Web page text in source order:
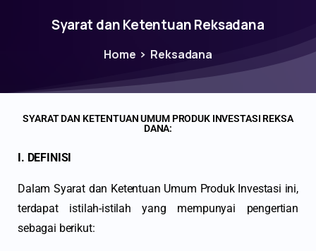
Syarat dan Ketentuan Reksadana
Home Reksadana
SYARAT DAN KETENTUAN UMUM PRODUK INVESTASI REKSA
DANA:
I. DEFINISI
Dalam Syarat dan Ketentuan Umum Produk Investasi ini,
terdapat istilah-istilah yang mempunyai pengertian
sebagai berikut: